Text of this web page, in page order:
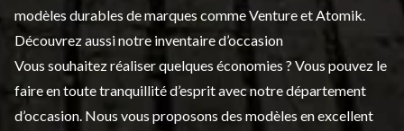
modèles durables de marques comme Venture et Atomik.
Découvrez aussi notre inventaire d’occasion
Vous souhaitez réaliser quelques économies ? Vous pouvez le
faire en toute tranquillité d’esprit avec notre département
d’occasion. Nous vous proposons des modèles en excellent